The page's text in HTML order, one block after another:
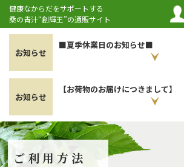
健康なからだをサポートする
桑の青汁“創輝王”の通販サイト
マイペ
ージ
TOP
創輝の魅力
お知らせ
■夏季休業日のお知らせ■
お知らせ
【お荷物のお届けにつきまして】
ご利用方法